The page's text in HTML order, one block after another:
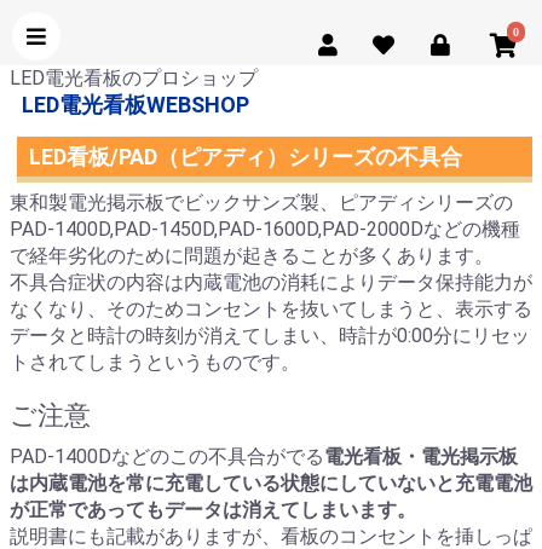
0
LED電光看板のプロショップ
LED電光看板WEBSHOP
LED看板/PAD（ピアディ）シリーズの不具合
東和製電光掲示板でビックサンズ製、ピアディシリーズの
PAD-1400D,PAD-1450D,PAD-1600D,PAD-2000Dなどの機種
で経年劣化のために問題が起きることが多くあります。
不具合症状の内容は内蔵電池の消耗によりデータ保持能力が
なくなり、そのためコンセントを抜いてしまうと、表示する
データと時計の時刻が消えてしまい、時計が0:00分にリセッ
トされてしまうというものです。
ご注意
PAD-1400Dなどのこの不具合がでる電光看板・電光掲示板
は内蔵電池を常に充電している状態にしていないと充電電池
が正常であってもデータは消えてしまいます。
説明書にも記載がありますが、看板のコンセントを挿しっぱ